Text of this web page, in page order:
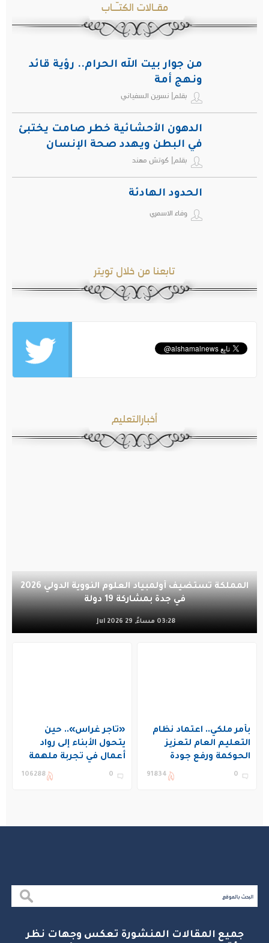
مقـالات الكتـّـاب
من جوار بيت الله الحرام.. رؤية قائد
ونهج أمة
بقلم| نسرين السفياني
الدهون الأحشائية خطر صامت يختبئ
في البطن ويهدد صحة الإنسان
بقلم| كوتش مهند
الحدود الهادئة
وفاء الاسمري
تابعنا من خلال تويتر
أخبارالتعليم
المملكة تستضيف أولمبياد العلوم النووية الدولي 2026
في جدة بمشاركة 19 دولة
03:28 مساءً, 29 Jul 2026
بأمر ملكي.. اعتماد نظام
التعليم العام لتعزيز
الحوكمة ورفع جودة
التعليم في المملكة
0
91834
«تاجر غراس».. حين
يتحول الأبناء إلى رواد
أعمال في تجربة ملهمة
بنادي غراس الصيفي
0
106288
جميع المقالات المنشورة تعكس وجهات نظر